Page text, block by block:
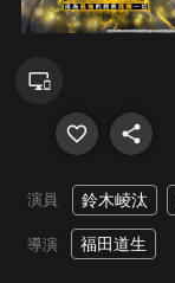
演員 鈴木崚汰
導演 福田道生